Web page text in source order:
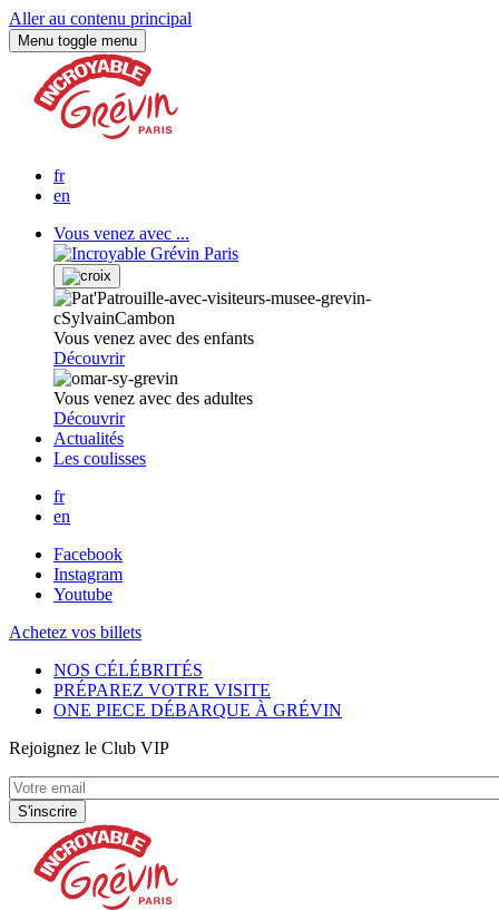
Aller au contenu principal
Menu toggle menu
fr
en
Vous venez avec ...
Vous venez avec des enfants
Découvrir
Vous venez avec des adultes
Découvrir
Actualités
Les coulisses
fr
en
Facebook
Instagram
Youtube
Achetez vos billets
NOS CÉLÉBRITÉS
PRÉPAREZ VOTRE VISITE
ONE PIECE DÉBARQUE À GRÉVIN
Rejoignez le Club VIP